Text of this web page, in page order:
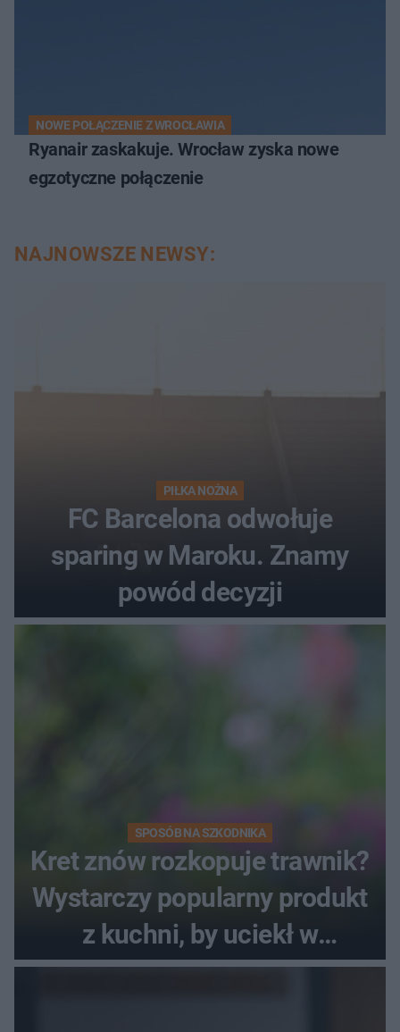
NOWE POŁĄCZENIE Z WROCŁAWIA
Ryanair zaskakuje. Wrocław zyska nowe
egzotyczne połączenie
NAJNOWSZE NEWSY:
PIŁKA NOŻNA
FC Barcelona odwołuje
sparing w Maroku. Znamy
powód decyzji
SPOSÓB NA SZKODNIKA
Kret znów rozkopuje trawnik?
Wystarczy popularny produkt
z kuchni, by uciekł w
popłochu